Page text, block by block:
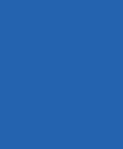
bewerben
-
beantragen
-
eine starke
- Beurkundung